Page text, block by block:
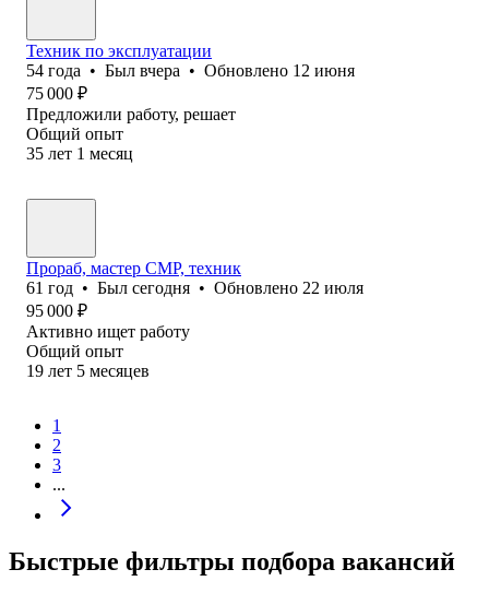
Техник по эксплуатации
54 года • Был вчера • Обновлено 12 июня
75 000 ₽
Предложили работу, решает
Общий опыт
35 лет 1 месяц
Прораб, мастер СМР, техник
61 год • Был сегодня • Обновлено 22 июля
95 000 ₽
Активно ищет работу
Общий опыт
19 лет 5 месяцев
1
2
3
...
Быстрые фильтры подбора вакансий